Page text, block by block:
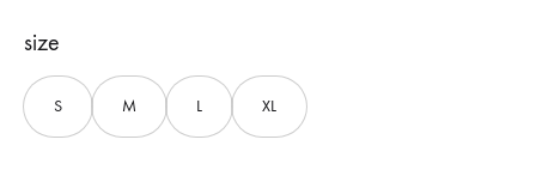
size
S M L XL